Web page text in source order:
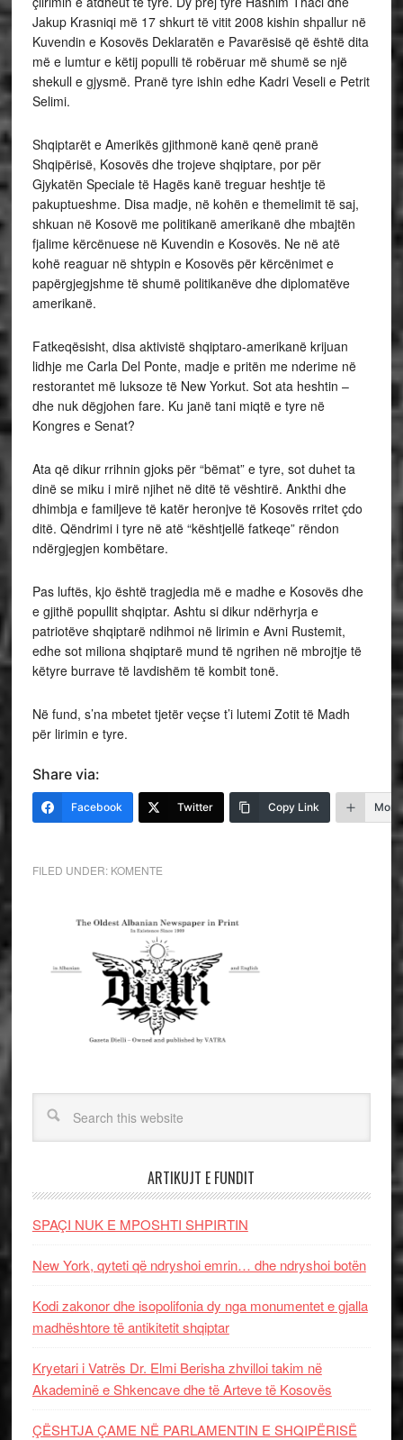
Jakup Krasniqi më 17 shkurt të vitit 2008 kishin shpallur në
Kuvendin e Kosovës Deklaratën e Pavarësisë që është dita
më e lumtur e këtij populli të robëruar më shumë se një
shekull e gjysmë. Pranë tyre ishin edhe Kadri Veseli e Petrit
Selimi.
Shqiptarët e Amerikës gjithmonë kanë qenë pranë
Shqipërisë, Kosovës dhe trojeve shqiptare, por për
Gjykatën Speciale të Hagës kanë treguar heshtje të
pakuptueshme. Disa madje, në kohën e themelimit të saj,
shkuan në Kosovë me politikanë amerikanë dhe mbajtën
fjalime kërcënuese në Kuvendin e Kosovës. Ne në atë
kohë reaguar në shtypin e Kosovës për kërcënimet e
papërgjegjshme të shumë politikanëve dhe diplomatëve
amerikanë.
Fatkeqësisht, disa aktivistë shqiptaro-amerikanë krijuan
lidhje me Carla Del Ponte, madje e pritën me nderime në
restorantet më luksoze të New Yorkut. Sot ata heshtin –
dhe nuk dëgjohen fare. Ku janë tani miqtë e tyre në
Kongres e Senat?
Ata që dikur rrihnin gjoks për “bëmat” e tyre, sot duhet ta
dinë se miku i mirë njihet në ditë të vështirë. Ankthi dhe
dhimbja e familjeve të katër heronjve të Kosovës rritet çdo
ditë. Qëndrimi i tyre në atë “kështjellë fatkeqe” rëndon
ndërgjegjen kombëtare.
Pas luftës, kjo është tragjedia më e madhe e Kosovës dhe
e gjithë popullit shqiptar. Ashtu si dikur ndërhyrja e
patriotëve shqiptarë ndihmoi në lirimin e Avni Rustemit,
edhe sot miliona shqiptarë mund të ngrihen në mbrojtje të
këtyre burrave të lavdishëm të kombit tonë.
Në fund, s’na mbetet tjetër veçse t’i lutemi Zotit të Madh
për lirimin e tyre.
Share via:
Facebook Twitter Copy Link More
FILED UNDER: KOMENTE
ARTIKUJT E FUNDIT
SPAÇI NUK E MPOSHTI SHPIRTIN
New York, qyteti që ndryshoi emrin… dhe ndryshoi botën
Kodi zakonor dhe isopolifonia dy nga monumentet e gjalla
madhështore të antikitetit shqiptar
Kryetari i Vatrës Dr. Elmi Berisha zhvilloi takim në
Akademinë e Shkencave dhe të Arteve të Kosovës
ÇËSHTJA ÇAME NË PARLAMENTIN E SHQIPËRISË